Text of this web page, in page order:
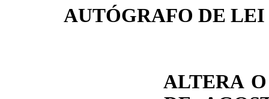
AUTÓGRAFO DE
ALTERA